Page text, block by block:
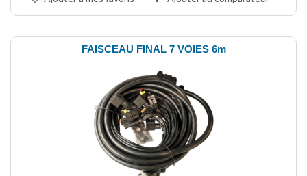
FAISCEAU FINAL 7 VOIES 6m